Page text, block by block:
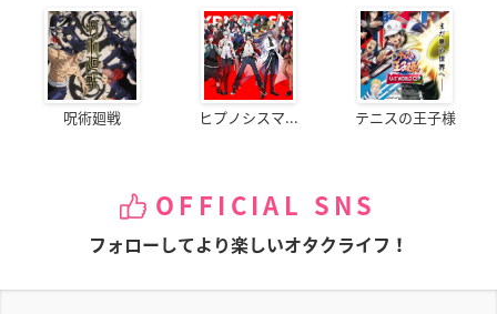
呪術廻戦 ヒプノシスマ... テニスの王子様
OFFICIAL SNS
フォローしてより楽しいオタクライフ！